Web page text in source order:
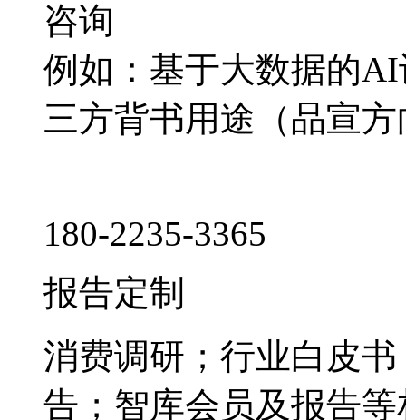
咨询
例如：基于大数据的
三方背书用途（品宣
180-2235-3365
报告定制
消费调研；行业白皮
告；智库会员及报告